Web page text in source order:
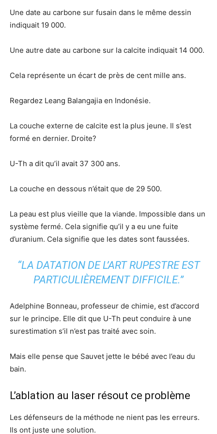
Une date au carbone sur fusain dans le même dessin
indiquait 19 000.
Une autre date au carbone sur la calcite indiquait 14 000.
Cela représente un écart de près de cent mille ans.
Regardez Leang Balangajia en Indonésie.
La couche externe de calcite est la plus jeune. Il s’est
formé en dernier. Droite?
U-Th a dit qu’il avait 37 300 ans.
La couche en dessous n’était que de 29 500.
La peau est plus vieille que la viande. Impossible dans un
système fermé. Cela signifie qu’il y a eu une fuite
d’uranium. Cela signifie que les dates sont faussées.
“LA DATATION DE L’ART RUPESTRE EST
PARTICULIÈREMENT DIFFICILE.”
Adelphine Bonneau, professeur de chimie, est d’accord
sur le principe. Elle dit que U-Th peut conduire à une
surestimation s’il n’est pas traité avec soin.
Mais elle pense que Sauvet jette le bébé avec l’eau du
bain.
L’ablation au laser résout ce problème
Les défenseurs de la méthode ne nient pas les erreurs.
Ils ont juste une solution.